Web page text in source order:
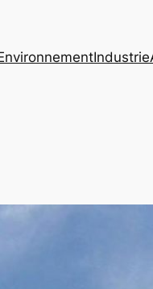
Industrie